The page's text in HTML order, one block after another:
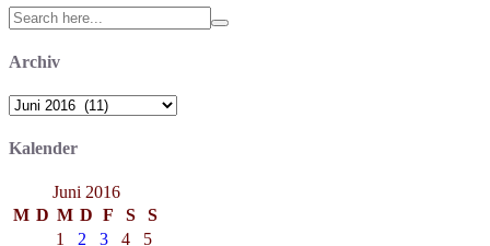
Search
for:
Archiv
Archiv
Kalender
Juni 2016
M D M D F S
S
1
2 3 4 5